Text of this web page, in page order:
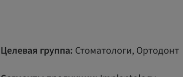
Целевая группа: Стоматологи, Ортодонт